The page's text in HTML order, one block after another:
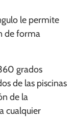
le permite
de forma
grados
de las piscinas
de la
cualquier